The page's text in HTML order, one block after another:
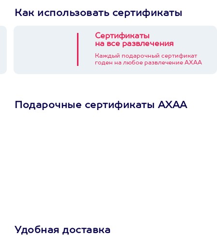
Как использовать сертификаты
Сертификаты
на все развлечения
Каждый подарочный сертификат
годен на любое развлечение АХАА
Подарочные сертификаты АХАА
Удобная доставка